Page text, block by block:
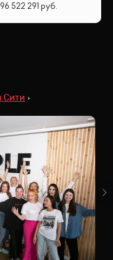
96 522 291 руб.
Сити